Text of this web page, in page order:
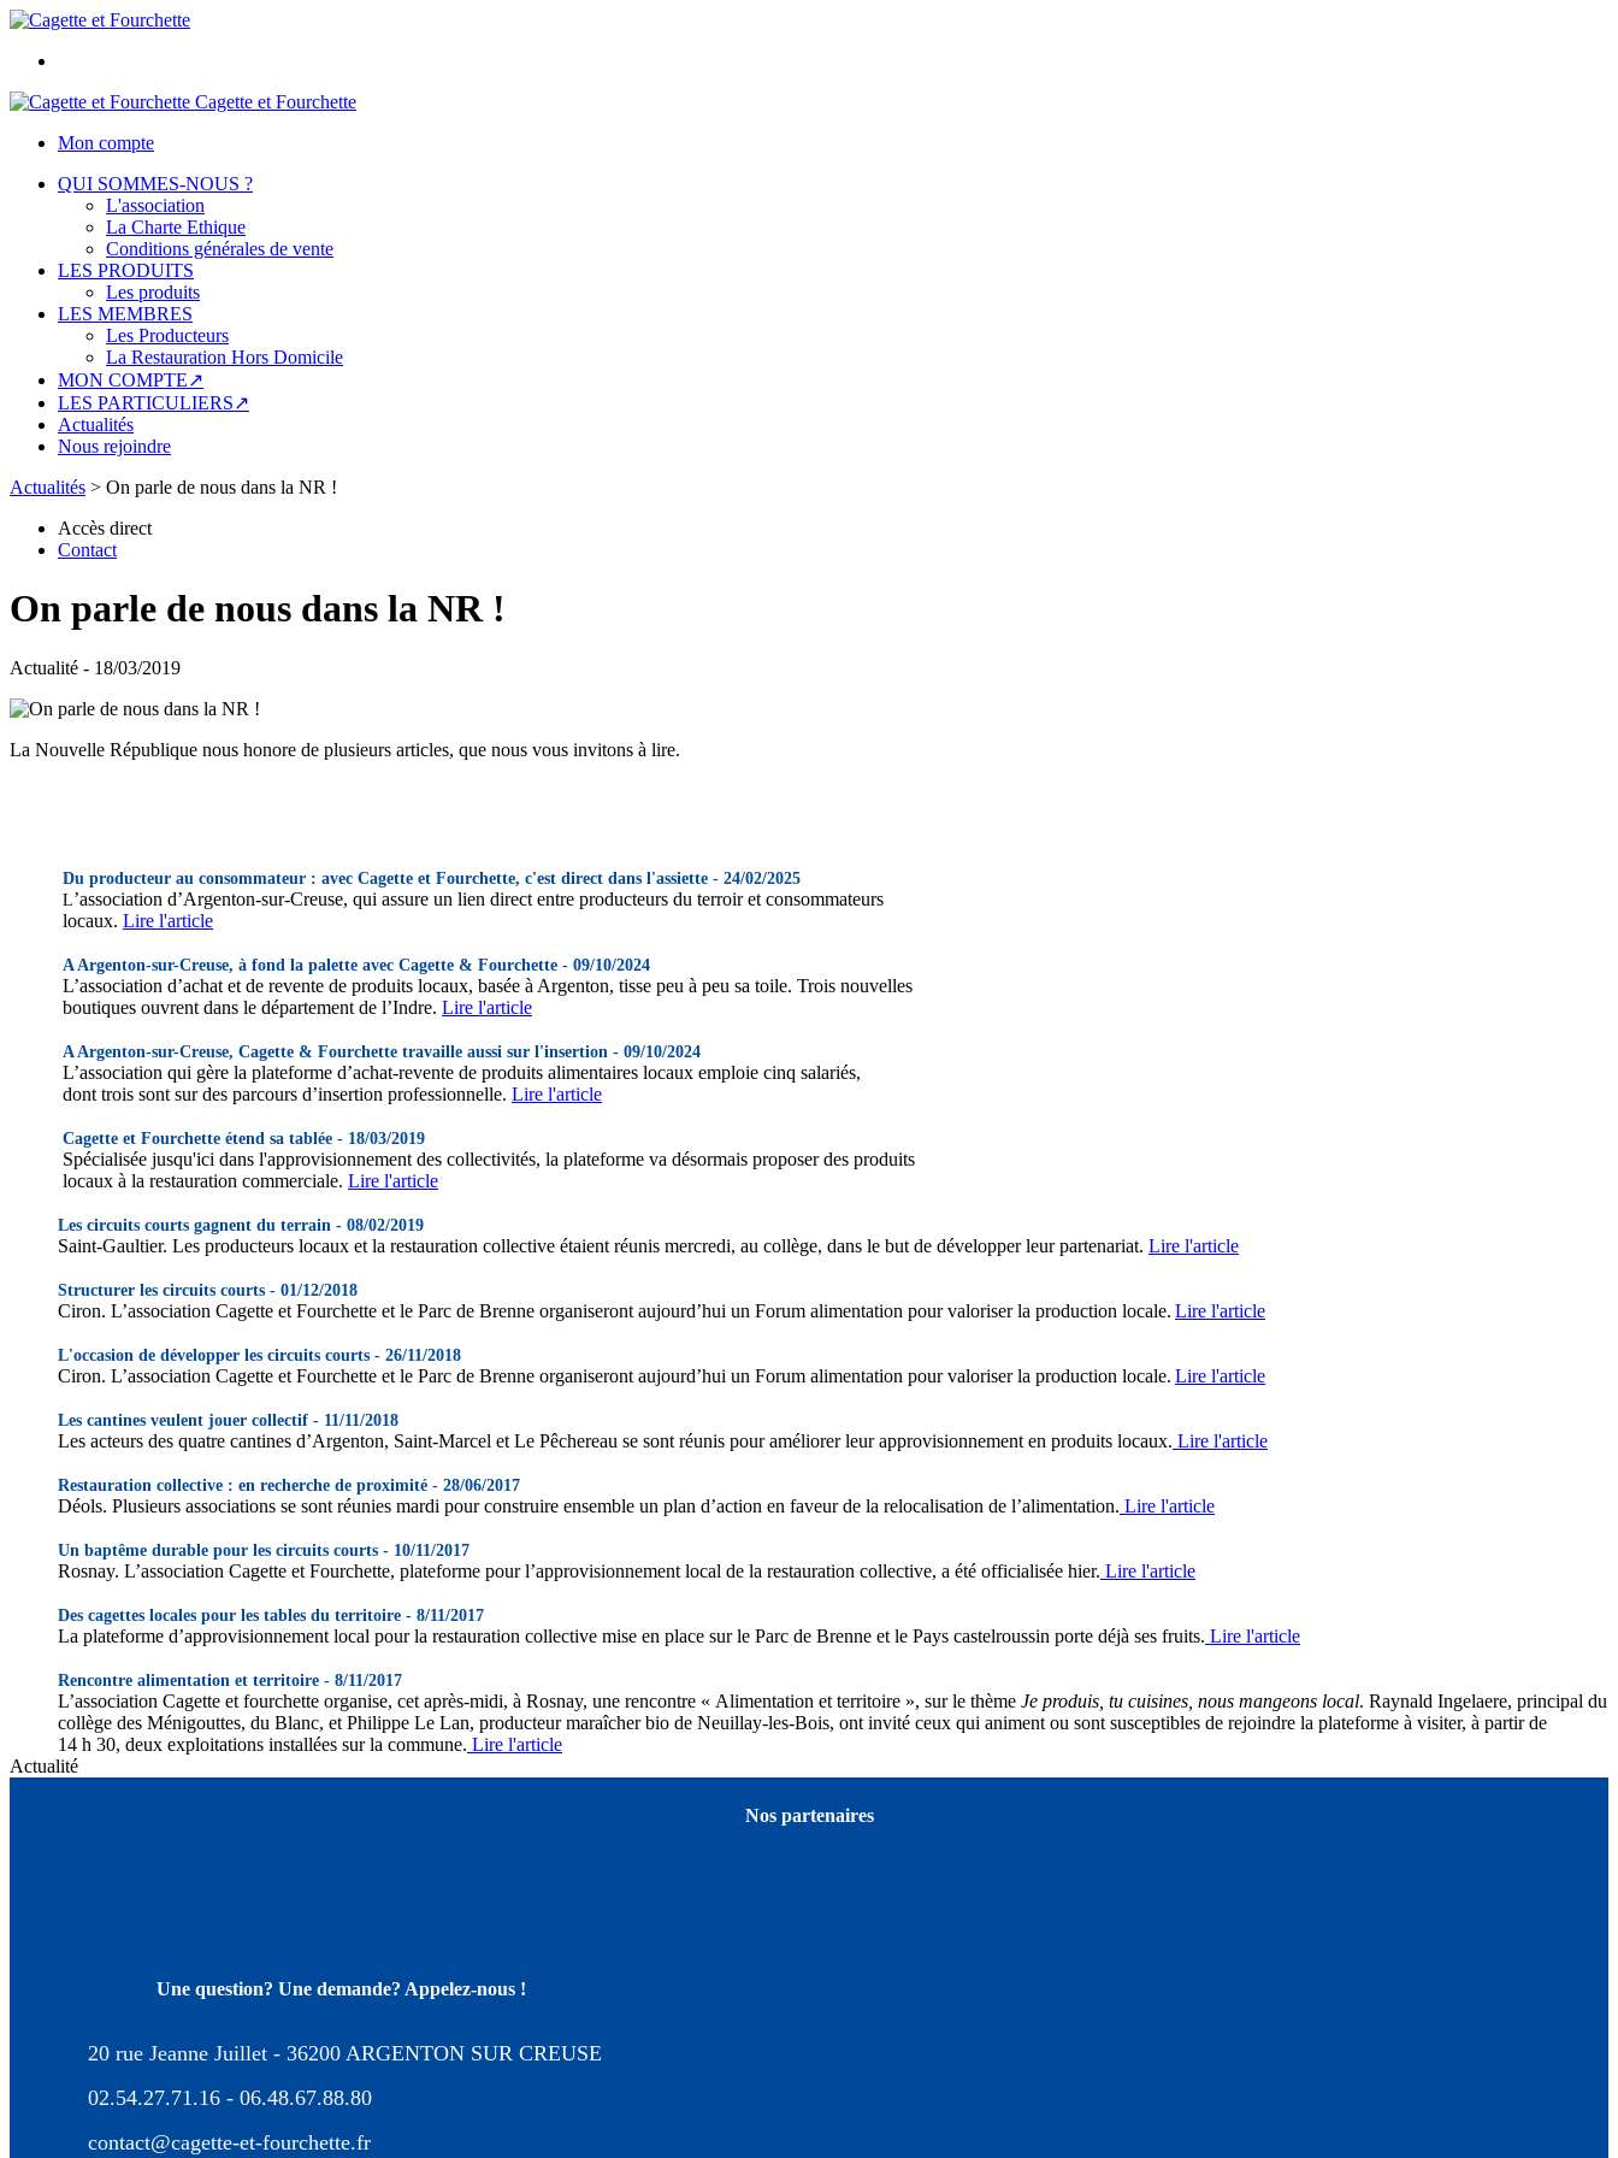
Cagette et Fourchette
Mon compte
QUI SOMMES-NOUS ?
L'association
La Charte Ethique
Conditions générales de vente
LES PRODUITS
Les produits
LES MEMBRES
Les Producteurs
La Restauration Hors Domicile
MON COMPTE↗
LES PARTICULIERS↗
Actualités
Nous rejoindre
Actualités > On parle de nous dans la NR !
Accès direct
Contact
On parle de nous dans la NR !
Actualité - 18/03/2019
La Nouvelle République nous honore de plusieurs articles, que nous vous invitons à lire.
Du producteur au consommateur : avec Cagette et Fourchette, c'est direct dans l'assiette - 24/02/2025
L’association d’Argenton-sur-Creuse, qui assure un lien direct entre producteurs du terroir et consommateurs
locaux. Lire l'article
A Argenton-sur-Creuse, à fond la palette avec Cagette & Fourchette - 09/10/2024
L’association d’achat et de revente de produits locaux, basée à Argenton, tisse peu à peu sa toile. Trois nouvelles
boutiques ouvrent dans le département de l’Indre. Lire l'article
A Argenton-sur-Creuse, Cagette & Fourchette travaille aussi sur l'insertion - 09/10/2024
L’association qui gère la plateforme d’achat-revente de produits alimentaires locaux emploie cinq salariés,
dont trois sont sur des parcours d’insertion professionnelle. Lire l'article
Cagette et Fourchette étend sa tablée - 18/03/2019
Spécialisée jusqu'ici dans l'approvisionnement des collectivités, la plateforme va désormais proposer des produits
locaux à la restauration commerciale. Lire l'article
Les circuits courts gagnent du terrain - 08/02/2019
Saint-Gaultier. Les producteurs locaux et la restauration collective étaient réunis mercredi, au collège, dans le but de développer leur partenariat. Lire l'article
Structurer les circuits courts - 01/12/2018
Ciron. L’association Cagette et Fourchette et le Parc de Brenne organiseront aujourd’hui un Forum alimentation pour valoriser la production locale. Lire l'article
L'occasion de développer les circuits courts - 26/11/2018
Ciron. L’association Cagette et Fourchette et le Parc de Brenne organiseront aujourd’hui un Forum alimentation pour valoriser la production locale. Lire l'article
Les cantines veulent jouer collectif - 11/11/2018
Les acteurs des quatre cantines d’Argenton, Saint-Marcel et Le Pêchereau se sont réunis pour améliorer leur approvisionnement en produits locaux. Lire l'article
Restauration collective : en recherche de proximité - 28/06/2017
Déols. Plusieurs associations se sont réunies mardi pour construire ensemble un plan d’action en faveur de la relocalisation de l’alimentation. Lire l'article
Un baptême durable pour les circuits courts - 10/11/2017
Rosnay. L’association Cagette et Fourchette, plateforme pour l’approvisionnement local de la restauration collective, a été officialisée hier. Lire l'article
Des cagettes locales pour les tables du territoire - 8/11/2017
La plateforme d’approvisionnement local pour la restauration collective mise en place sur le Parc de Brenne et le Pays castelroussin porte déjà ses fruits. Lire l'article
Rencontre alimentation et territoire - 8/11/2017
L’association Cagette et fourchette organise, cet après-midi, à Rosnay, une rencontre « Alimentation et territoire », sur le thème Je produis, tu cuisines, nous mangeons local. Raynald Ingelaere, principal du
collège des Ménigouttes, du Blanc, et Philippe Le Lan, producteur maraîcher bio de Neuillay-les-Bois, ont invité ceux qui animent ou sont susceptibles de rejoindre la plateforme à visiter, à partir de
14 h 30, deux exploitations installées sur la commune. Lire l'article
Actualité
Nos partenaires
Une question? Une demande? Appelez-nous !
20 rue Jeanne Juillet - 36200 ARGENTON SUR CREUSE
02.54.27.71.16 - 06.48.67.88.80
contact@cagette-et-fourchette.fr